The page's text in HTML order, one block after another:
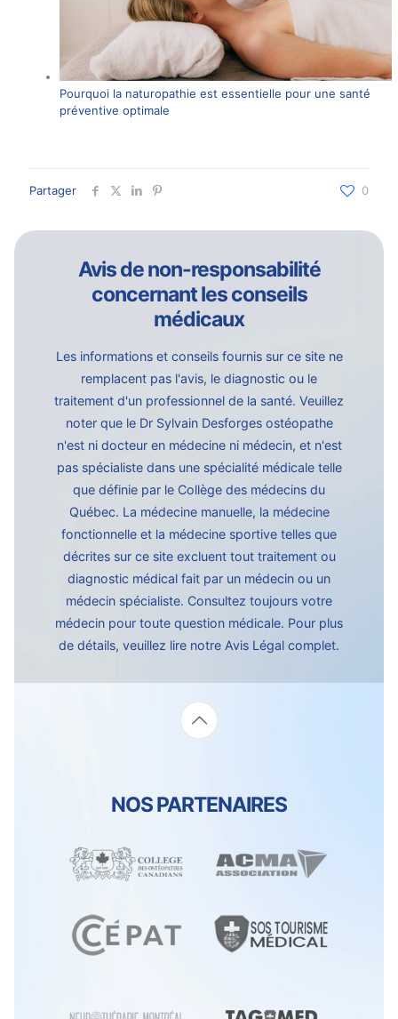
Pourquoi la naturopathie est essentielle pour une santé
préventive optimale
Partager 0
Avis de non-responsabilité
concernant les conseils
médicaux
Les informations et conseils fournis sur ce site ne
remplacent pas l'avis, le diagnostic ou le
traitement d'un professionnel de la santé. Veuillez
noter que le Dr Sylvain Desforges ostéopathe
n'est ni docteur en médecine ni médecin, et n'est
pas spécialiste dans une spécialité médicale telle
que définie par le Collège des médecins du
Québec. La médecine manuelle, la médecine
fonctionnelle et la médecine sportive telles que
décrites sur ce site excluent tout traitement ou
diagnostic médical fait par un médecin ou un
médecin spécialiste. Consultez toujours votre
médecin pour toute question médicale. Pour plus
de détails, veuillez lire notre Avis Légal complet.
NOS PARTENAIRES